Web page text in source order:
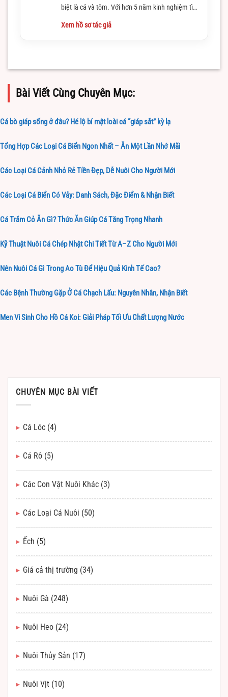
biệt là cá và tôm. Với hơn 5 năm kinh nghiệm tìm
hiểu và làm việc trong lĩnh vực này
Xem hồ sơ tác giả
Bài Viết Cùng Chuyên Mục:
Cá bò giáp sống ở đâu? Hé lộ bí mật loài cá “giáp sắt” kỳ lạ
Tổng Hợp Các Loại Cá Biển Ngon Nhất – Ăn Một Lần Nhớ Mãi
Các Loại Cá Cảnh Nhỏ Rẻ Tiền Đẹp, Dễ Nuôi Cho Người Mới
Các Loại Cá Biển Có Vảy: Danh Sách, Đặc Điểm & Nhận Biết
Cá Trắm Cỏ Ăn Gì? Thức Ăn Giúp Cá Tăng Trọng Nhanh
Kỹ Thuật Nuôi Cá Chép Nhật Chi Tiết Từ A–Z Cho Người Mới
Nên Nuôi Cá Gì Trong Ao Tù Để Hiệu Quả Kinh Tế Cao?
Các Bệnh Thường Gặp Ở Cá Chạch Lấu: Nguyên Nhân, Nhận Biết
Men Vi Sinh Cho Hồ Cá Koi: Giải Pháp Tối Ưu Chất Lượng Nước
CHUYÊN MỤC BÀI VIẾT
Cá Lóc (4)
Cá Rô (5)
Các Con Vật Nuôi Khác (3)
Các Loại Cá Nuôi (50)
Ếch (5)
Giá cả thị trường (34)
Nuôi Gà (248)
Nuôi Heo (24)
Nuôi Thủy Sản (17)
Nuôi Vịt (10)